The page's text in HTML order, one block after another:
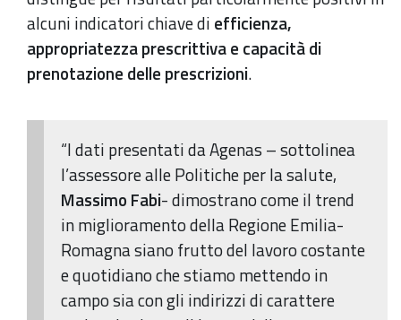
alcuni indicatori chiave di efficienza,
appropriatezza prescrittiva e capacità di
prenotazione delle prescrizioni.
“I dati presentati da Agenas – sottolinea
l’assessore alle Politiche per la salute,
Massimo Fabi- dimostrano come il trend
in miglioramento della Regione Emilia-
Romagna siano frutto del lavoro costante
e quotidiano che stiamo mettendo in
campo sia con gli indirizzi di carattere